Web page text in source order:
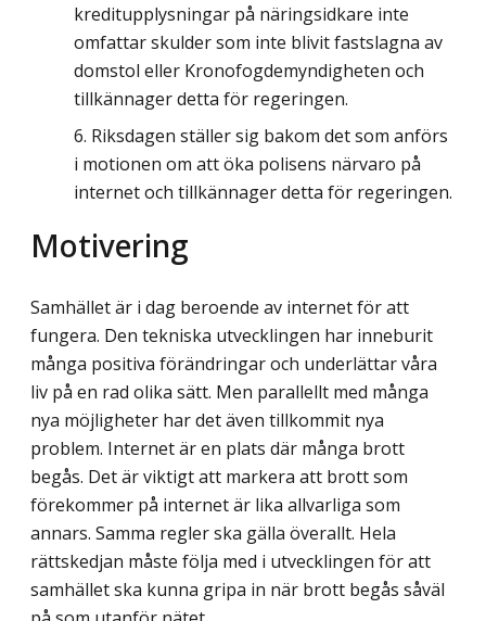
kreditupplysningar på näringsidkare inte
omfattar skulder som inte blivit fastslagna av
domstol eller Kronofogdemyndigheten och
tillkännager detta för regeringen.
Riksdagen ställer sig bakom det som anförs
i motionen om att öka polisens närvaro på
internet och tillkännager detta för regeringen.
Motivering
Samhället är i dag beroende av internet för att
fungera. Den tekniska utvecklingen har inneburit
många positiva förändringar och underlättar våra
liv på en rad olika sätt. Men parallellt med många
nya möjligheter har det även tillkommit nya
problem. Internet är en plats där många brott
begås. Det är viktigt att markera att brott som
förekommer på internet är lika allvarliga som
annars. Samma regler ska gälla överallt. Hela
rättskedjan måste följa med i utvecklingen för att
samhället ska kunna gripa in när brott begås såväl